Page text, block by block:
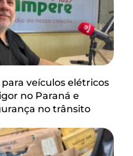
veículos elétricos
no Paraná e
no trânsito